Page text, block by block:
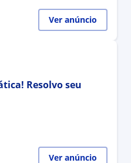
Ver anúncio
Resolvo seu
Ver anúncio